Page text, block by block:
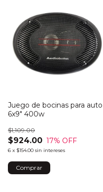
Juego de bocinas para auto
6x9" 400w
$924.00
$1,109.00
17% OFF
6 x $154.00 sin intereses